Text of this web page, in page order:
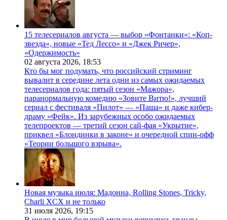
15 телесериалов августа — выбор «Фонтанки»: «Коп-
звезда», новые «Тед Лессо» и «Джек Ричер»,
«Одержимость»
02 августа 2026, 18:53
Кто бы мог подумать, что российский стриминг
вывалит в середине лета одни из самых ожидаемых
телесериалов года: пятый сезон «Мажора»,
паранормальную комедию «Зовите Витю!», лучший
сериал с фестиваля «Пилот» — «Паша» и даже кибер-
драму «Фейк». Из зарубежных особо ожидаемых
телепроектов — третий сезон сай-фая «Укрытие»,
приквел «Блондинки в законе» и очередной спин-офф
«Теории большого взрыва».
Новая музыка июля: Мадонна, Rolling Stones, Tricky,
Charli XCX и не только
31 июля 2026, 19:15